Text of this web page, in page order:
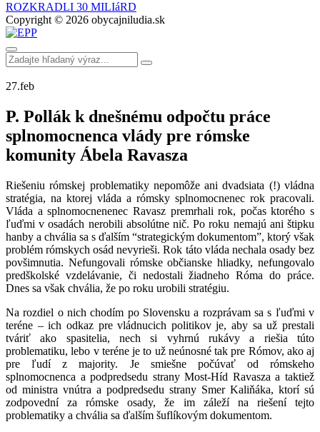
ROZKRADLI 30 MILIáRD
Copyright © 2026 obycajniludia.sk
27.feb
P. Pollák k dnešnému odpočtu práce
splnomocnenca vlády pre rómske
komunity Ábela Ravasza
Riešeniu rómskej problematiky nepomôže ani dvadsiata (!) vládna
stratégia, na ktorej vláda a rómsky splnomocnenec rok pracovali.
Vláda a splnomocnenenec Ravasz premrhali rok, počas ktorého s
ľuďmi v osadách nerobili absolútne nič. Po roku nemajú ani štipku
hanby a chvália sa s ďalším “strategickým dokumentom”, ktorý však
problém rómskych osád nevyrieši. Rok táto vláda nechala osady bez
povšimnutia. Nefungovali rómske občianske hliadky, nefungovalo
predškolské vzdelávanie, či nedostali žiadneho Róma do práce.
Dnes sa však chvália, že po roku urobili stratégiu.
Na rozdiel o nich chodím po Slovensku a rozprávam sa s ľuďmi v
teréne – ich odkaz pre vládnucich politikov je, aby sa už prestali
tváriť ako spasitelia, nech si vyhrnú rukávy a riešia túto
problematiku, lebo v teréne je to už neúnosné tak pre Rómov, ako aj
pre ľudí z majority. Je smiešne počúvať od rómskeho
splnomocnenca a podpredsedu strany Most-Híd Ravasza a taktiež
od ministra vnútra a podpredsedu strany Smer Kaliňáka, ktorí sú
zodpovední za rómske osady, že im záleží na riešení tejto
problematiky a chvália sa ďalším šuflíkovým dokumentom.